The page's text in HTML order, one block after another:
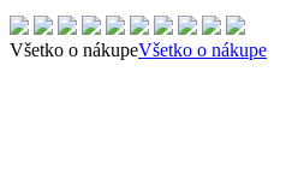
Všetko o nákupeVšetko o nákupe